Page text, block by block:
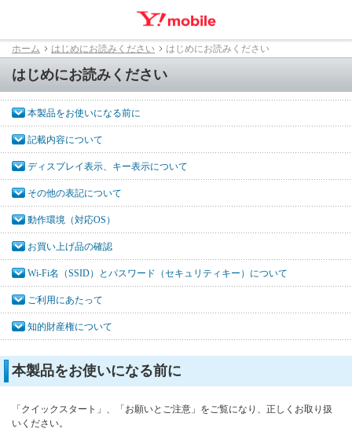
ホーム はじめにお読みください はじめにお読みください
はじめにお読みください
本製品をお使いになる前に
記載内容について
ディスプレイ表示、キー表示について
その他の表記について
動作環境（対応OS）
お買い上げ品の確認
Wi-Fi名（SSID）とパスワード（セキュリティキー）について
ご利用にあたって
知的財産権について
本製品をお使いになる前に
「クイックスタート」、「お願いとご注意」をご覧になり、正しくお取り扱
いください。